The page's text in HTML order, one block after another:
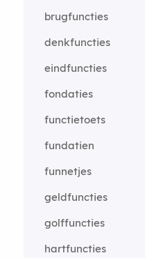
brugfuncties
denkfuncties
eindfuncties
fondaties
functietoets
fundatien
funnetjes
geldfuncties
golffuncties
hartfuncties